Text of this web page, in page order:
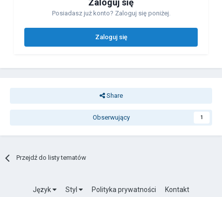
Zaloguj się
Posiadasz już konto? Zaloguj się poniżej.
Zaloguj się
Share
Obserwujący 1
Przejdź do listy tematów
Język Styl Polityka prywatności Kontakt